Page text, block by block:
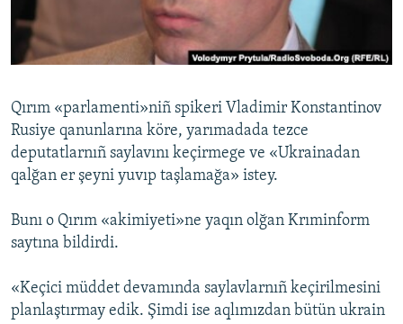
Русский
Українською
QOŞULIÑIZ!
Qırım «parlamenti»niñ spikeri Vladimir Konstantinov
Rusiye qanunlarına köre, yarımadada tezce
deputatlarnıñ saylavını keçirmege ve «Ukrainadan
qalğan er şeyni yuvıp taşlamağa» istey.
Bunı o Qırım «akimiyeti»ne yaqın olğan Krıminform
saytına bildirdi.
«Keçici müddet devamında saylavlarnıñ keçirilmesini
planlaştırmay edik. Şimdi ise aqlımızdan bütün ukrain